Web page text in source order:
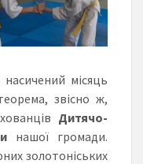
місяць
звісно ж,
Дитячо-
нашої громади.
золотоніських